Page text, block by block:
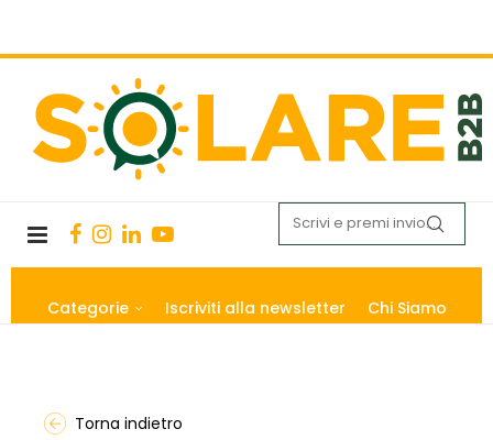
Categorie Iscriviti alla newsletter Chi Siamo
Torna indietro